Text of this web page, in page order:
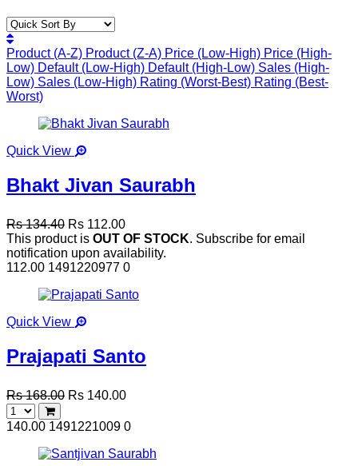
Product (A-Z) Product (Z-A) Price (Low-High) Price (High-
Low) Default (Low-High) Default (High-Low) Sales (High-
Low) Sales (Low-High) Rating (Worst-Best) Rating (Best-
Worst)
Quick View
Bhakt Jivan Saurabh
Rs 134.40 Rs 112.00
This product is OUT OF STOCK. Subscribe for email
notification upon availability.
112.00 1491220977 0
Quick View
Prajapati Santo
Rs 168.00 Rs 140.00
140.00 1491221009 0